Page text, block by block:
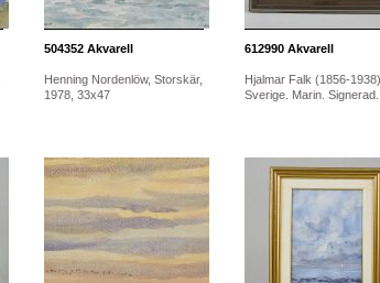
504352Akvarell
Henning Nordenlöw, Storskär,
1978, 33x47
612990Akvarell
Hjalmar Falk (1856-
Sverige. Marin.